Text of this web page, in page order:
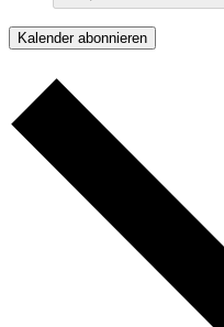
Kalender abonnieren